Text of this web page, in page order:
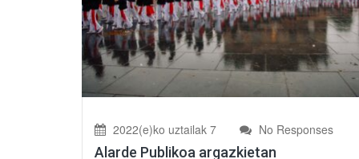
2022(e)ko uztailak 7 No Responses
Alarde Publikoa argazkietan